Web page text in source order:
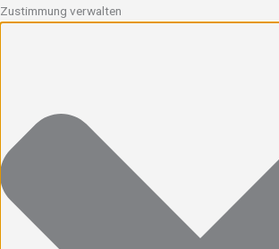
Zustimmung verwalten